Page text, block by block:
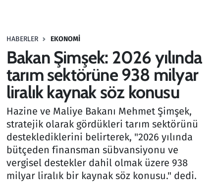
HABERLER EKONOMI
Bakan Şimşek: 2026 yılında
tarım sektörüne 938 milyar
liralık kaynak söz konusu
Hazine ve Maliye Bakanı Mehmet Şimşek,
stratejik olarak gördükleri tarım sektörünü
desteklediklerini belirterek, "2026 yılında
bütçeden finansman sübvansiyonu ve
vergisel destekler dahil olmak üzere 938
milyar liralık bir kaynak söz konusu." dedi.
Haber
Kültür Sanat
Kurumsal Haberler
Lezzet Durağı
Memur ve Kamu
Otomobil